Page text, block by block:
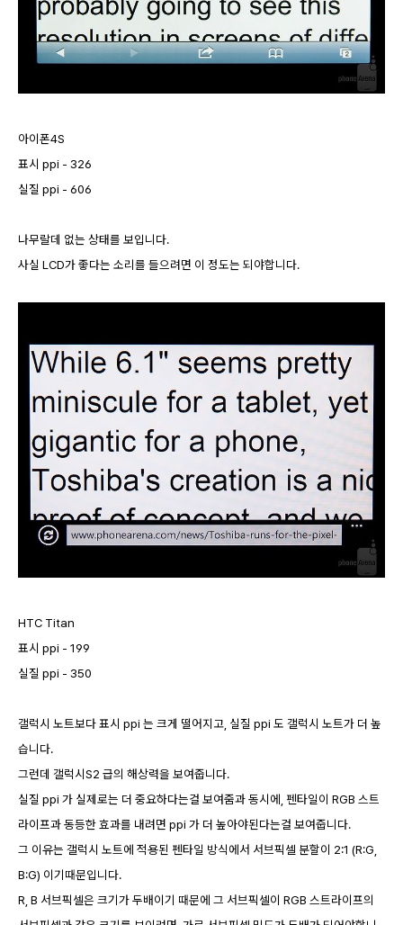
아이폰4S
표시 ppi - 326
실질 ppi - 606
나무랄데 없는 상태를 보입니다.
사실 LCD가 좋다는 소리를 들으려면 이 정도는 되야합니다.
HTC Titan
표시 ppi - 199
실질 ppi - 350
갤럭시 노트보다 표시 ppi 는 크게 떨어지고, 실질 ppi 도 갤럭시 노트가 더 높
습니다.
그런데 갤럭시S2 급의 해상력을 보여줍니다.
실질 ppi 가 실제로는 더 중요하다는걸 보여줌과 동시에, 펜타일이 RGB 스트
라이프과 동등한 효과를 내려면 ppi 가 더 높아야된다는걸 보여줍니다.
그 이유는 갤럭시 노트에 적용된 펜타일 방식에서 서브픽셀 분할이 2:1 (R:G,
B:G) 이기때문입니다.
R, B 서브픽셀은 크기가 두배이기 때문에 그 서브픽셀이 RGB 스트라이프의